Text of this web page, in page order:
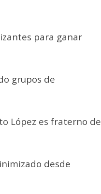
para ganar
grupos de
López es fraterno de
desde